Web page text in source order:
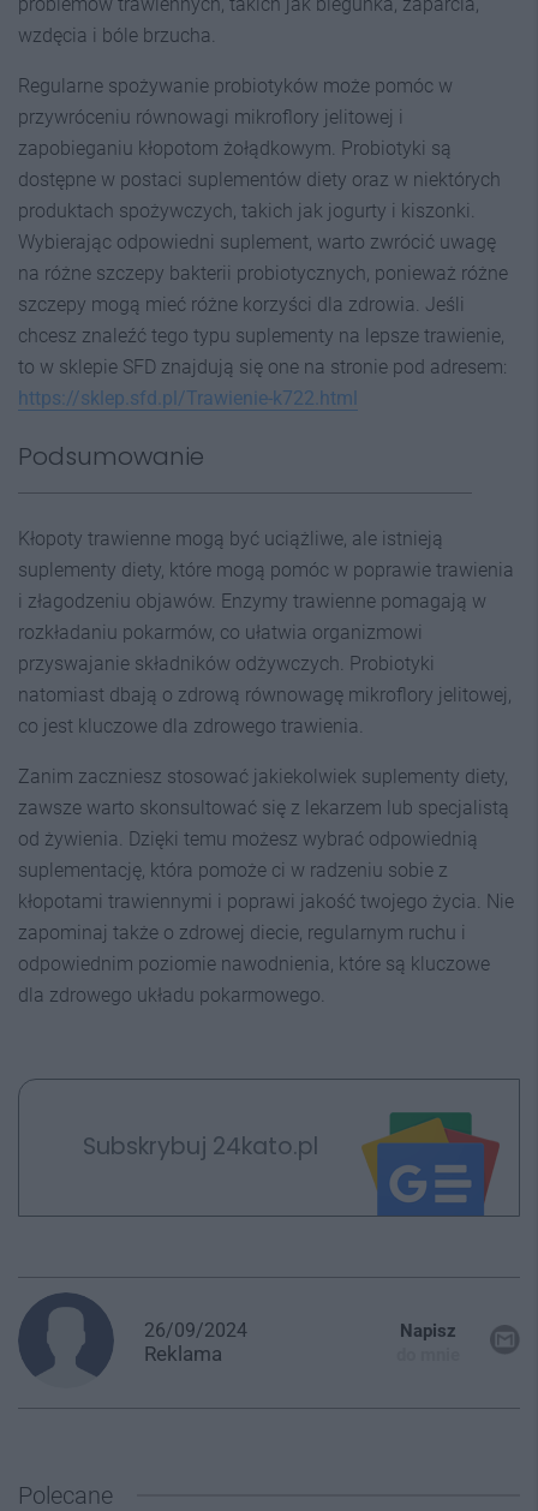
wzdęcia i bóle brzucha.
Regularne spożywanie probiotyków może pomóc w
przywróceniu równowagi mikroflory jelitowej i
zapobieganiu kłopotom żołądkowym. Probiotyki są
dostępne w postaci suplementów diety oraz w niektórych
produktach spożywczych, takich jak jogurty i kiszonki.
Wybierając odpowiedni suplement, warto zwrócić uwagę
na różne szczepy bakterii probiotycznych, ponieważ różne
szczepy mogą mieć różne korzyści dla zdrowia. Jeśli
chcesz znaleźć tego typu suplementy na lepsze trawienie,
to w sklepie SFD znajdują się one na stronie pod adresem:
https://sklep.sfd.pl/Trawienie-k722.html
Podsumowanie
Kłopoty trawienne mogą być uciążliwe, ale istnieją
suplementy diety, które mogą pomóc w poprawie trawienia
i złagodzeniu objawów. Enzymy trawienne pomagają w
rozkładaniu pokarmów, co ułatwia organizmowi
przyswajanie składników odżywczych. Probiotyki
natomiast dbają o zdrową równowagę mikroflory jelitowej,
co jest kluczowe dla zdrowego trawienia.
Zanim zaczniesz stosować jakiekolwiek suplementy diety,
zawsze warto skonsultować się z lekarzem lub specjalistą
od żywienia. Dzięki temu możesz wybrać odpowiednią
suplementację, która pomoże ci w radzeniu sobie z
kłopotami trawiennymi i poprawi jakość twojego życia. Nie
zapominaj także o zdrowej diecie, regularnym ruchu i
odpowiednim poziomie nawodnienia, które są kluczowe
dla zdrowego układu pokarmowego.
Subskrybuj 24kato.pl
26/09/2024
Reklama
Napisz
Polecane